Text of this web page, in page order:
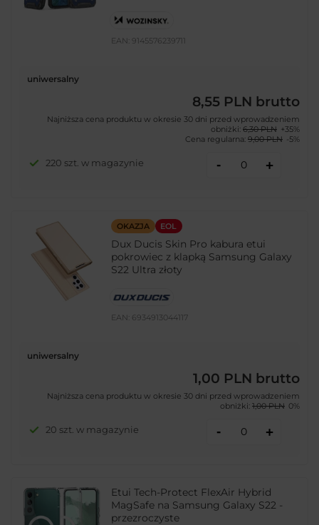
EAN: 9145576239711
uniwersalny
8,55 PLN brutto
Najniższa cena produktu w okresie 30 dni przed wprowadzeniem
obniżki: 6,30 PLN +35%
Cena regularna: 9,00 PLN -5%
220 szt. w magazynie - +
OKAZJA EOL
Dux Ducis Skin Pro kabura etui
pokrowiec z klapką Samsung Galaxy
S22 Ultra złoty
EAN: 6934913044117
uniwersalny
1,00 PLN brutto
Najniższa cena produktu w okresie 30 dni przed wprowadzeniem
obniżki: 1,00 PLN 0%
20 szt. w magazynie - +
Etui Tech-Protect FlexAir Hybrid
MagSafe na Samsung Galaxy S22 -
przezroczyste